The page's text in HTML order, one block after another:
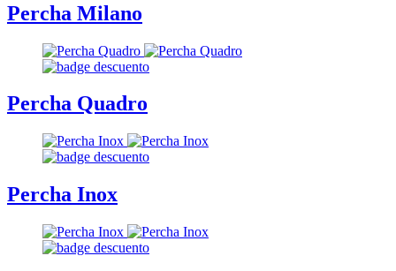
Percha Milano
Percha Quadro
Percha Inox